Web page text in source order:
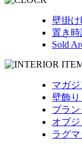
壁掛け
置き時
Sold
マガ
壁飾り
プラ
オブ
ラグ